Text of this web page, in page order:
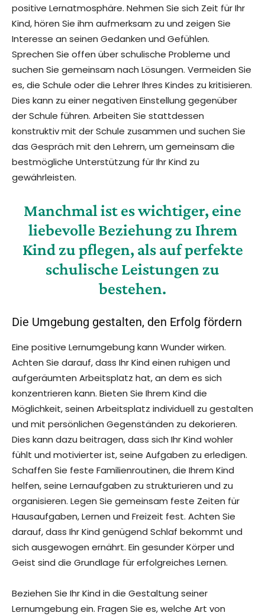
positive Lernatmosphäre. Nehmen Sie sich Zeit für Ihr
Kind, hören Sie ihm aufmerksam zu und zeigen Sie
Interesse an seinen Gedanken und Gefühlen.
Sprechen Sie offen über schulische Probleme und
suchen Sie gemeinsam nach Lösungen. Vermeiden Sie
es, die Schule oder die Lehrer Ihres Kindes zu kritisieren.
Dies kann zu einer negativen Einstellung gegenüber
der Schule führen. Arbeiten Sie stattdessen
konstruktiv mit der Schule zusammen und suchen Sie
das Gespräch mit den Lehrern, um gemeinsam die
bestmögliche Unterstützung für Ihr Kind zu
gewährleisten.
Manchmal ist es wichtiger, eine
liebevolle Beziehung zu Ihrem
Kind zu pflegen, als auf perfekte
schulische Leistungen zu
bestehen.
Die Umgebung gestalten, den Erfolg fördern
Eine positive Lernumgebung kann Wunder wirken.
Achten Sie darauf, dass Ihr Kind einen ruhigen und
aufgeräumten Arbeitsplatz hat, an dem es sich
konzentrieren kann. Bieten Sie Ihrem Kind die
Möglichkeit, seinen Arbeitsplatz individuell zu gestalten
und mit persönlichen Gegenständen zu dekorieren.
Dies kann dazu beitragen, dass sich Ihr Kind wohler
fühlt und motivierter ist, seine Aufgaben zu erledigen.
Schaffen Sie feste Familienroutinen, die Ihrem Kind
helfen, seine Lernaufgaben zu strukturieren und zu
organisieren. Legen Sie gemeinsam feste Zeiten für
Hausaufgaben, Lernen und Freizeit fest. Achten Sie
darauf, dass Ihr Kind genügend Schlaf bekommt und
sich ausgewogen ernährt. Ein gesunder Körper und
Geist sind die Grundlage für erfolgreiches Lernen.
Beziehen Sie Ihr Kind in die Gestaltung seiner
Lernumgebung ein. Fragen Sie es, welche Art von